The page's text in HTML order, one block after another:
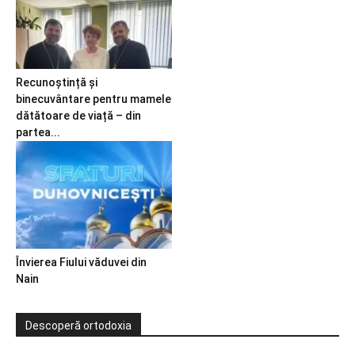
Recunoștință și
binecuvântare pentru mamele
dătătoare de viață – din
partea...
Învierea Fiului văduvei din
Nain
Descoperă ortodoxia